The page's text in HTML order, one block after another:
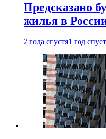
Предсказано
жилья в
2 года спустя1 год